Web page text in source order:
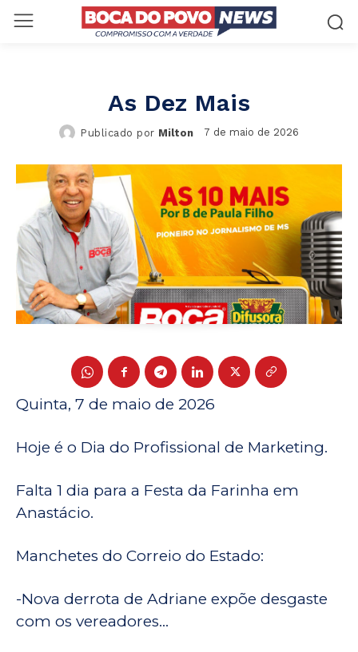
As Dez Mais
Publicado por Milton 7 de maio de 2026
Quinta, 7 de maio de 2026
Hoje é o Dia do Profissional de Marketing.
Falta 1 dia para a Festa da Farinha em
Anastácio.
Manchetes do Correio do Estado:
-Nova derrota de Adriane expõe desgaste
com os vereadores…